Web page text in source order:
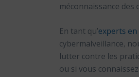
méconnaissance
En tant qu’experts
cybermalveillance,
lutter contre les
ou si vous